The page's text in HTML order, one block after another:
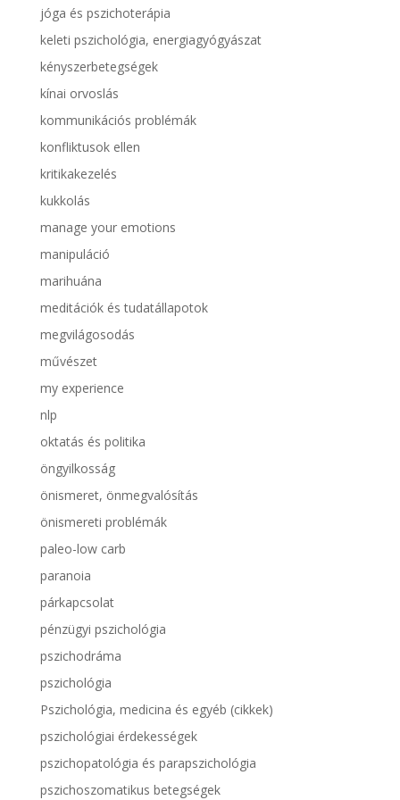
jóga és pszichoterápia
keleti pszichológia, energiagyógyászat
kényszerbetegségek
kínai orvoslás
kommunikációs problémák
konfliktusok ellen
kritikakezelés
kukkolás
manage your emotions
manipuláció
marihuána
meditációk és tudatállapotok
megvilágosodás
művészet
my experience
nlp
oktatás és politika
öngyilkosság
önismeret, önmegvalósítás
önismereti problémák
paleo-low carb
paranoia
párkapcsolat
pénzügyi pszichológia
pszichodráma
pszichológia
Pszichológia, medicina és egyéb (cikkek)
pszichológiai érdekességek
pszichopatológia és parapszichológia
pszichoszomatikus betegségek